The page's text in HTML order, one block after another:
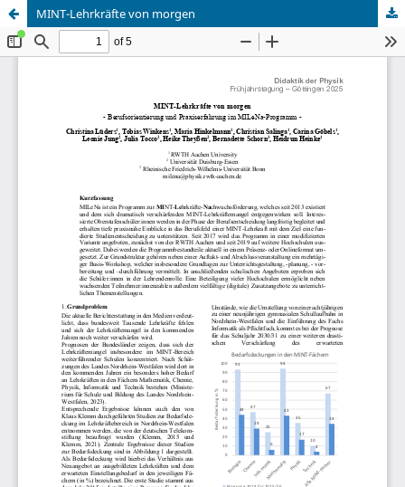
MINT-Lehrkräfte von morgen